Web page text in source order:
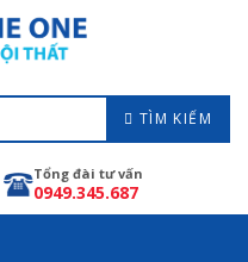
TÌM KIẾM
Tổng đài tư vấn
0949.345.687